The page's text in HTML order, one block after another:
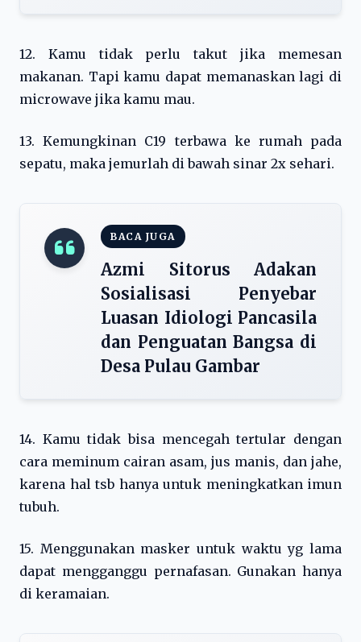
12. Kamu tidak perlu takut jika memesan
makanan. Tapi kamu dapat memanaskan lagi di
microwave jika kamu mau.
13. Kemungkinan C19 terbawa ke rumah pada
sepatu, maka jemurlah di bawah sinar 2x sehari.
BACA JUGA
Azmi Sitorus Adakan
Sosialisasi Penyebar
Luasan Idiologi Pancasila
dan Penguatan Bangsa di
Desa Pulau Gambar
14. Kamu tidak bisa mencegah tertular dengan
cara meminum cairan asam, jus manis, dan jahe,
karena hal tsb hanya untuk meningkatkan imun
tubuh.
15. Menggunakan masker untuk waktu yg lama
dapat mengganggu pernafasan. Gunakan hanya
di keramaian.